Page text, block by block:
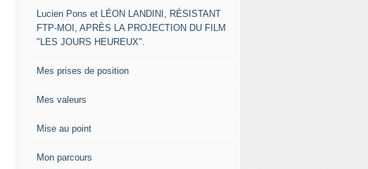
Lucien Pons et LÉON LANDINI, RÉSISTANT
FTP-MOI, APRÈS LA PROJECTION DU FILM
"LES JOURS HEUREUX".
Mes prises de position
Mes valeurs
Mise au point
Mon parcours